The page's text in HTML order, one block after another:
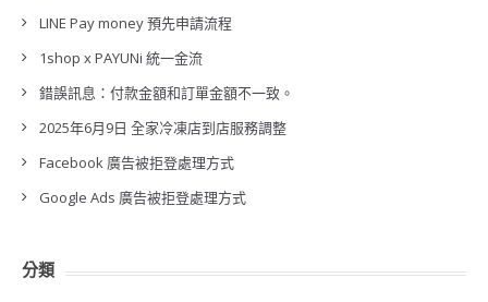
LINE Pay money 預先申請流程
1shop x PAYUNi 統一金流
錯誤訊息：付款金額和訂單金額不一致。
2025年6月9日 全家冷凍店到店服務調整
Facebook 廣告被拒登處理方式
Google Ads 廣告被拒登處理方式
分類